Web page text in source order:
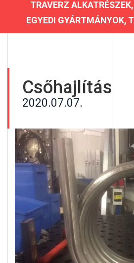
TRAVERZ
EGYEDI GYÁRTMÁNYOK,
Csőhajlítás
2020.07.07.